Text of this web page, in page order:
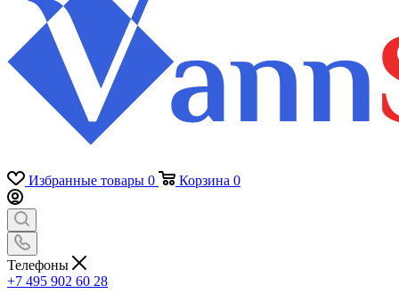
Избранные товары 0 Корзина 0
Телефоны
+7 495 902 60 28